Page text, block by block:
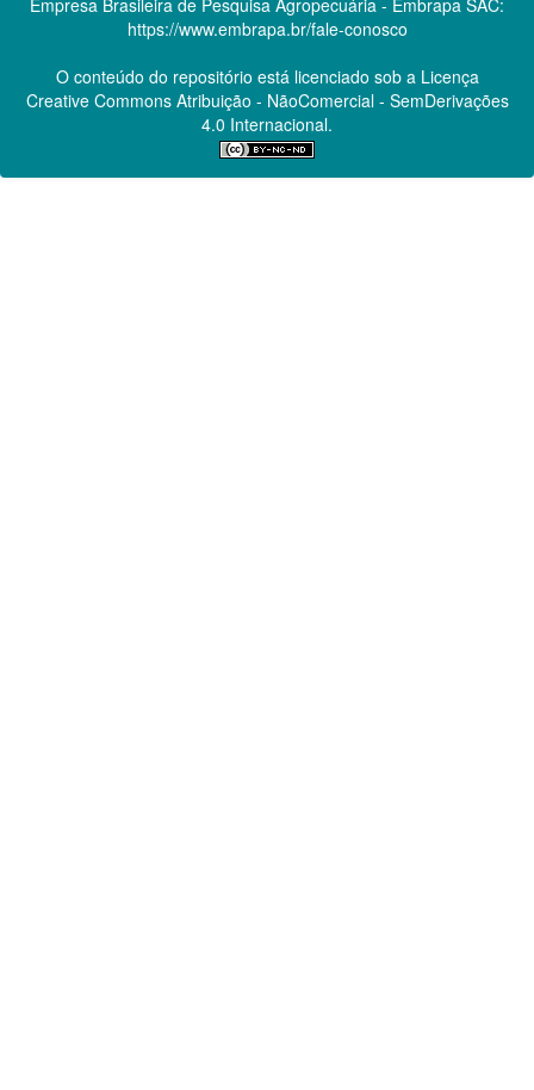
https://www.embrapa.br/fale-conosco
O conteúdo do repositório está licenciado sob a Licença
Creative CommonsAtribuição - NãoComercial - SemDerivações
4.0 Internacional.